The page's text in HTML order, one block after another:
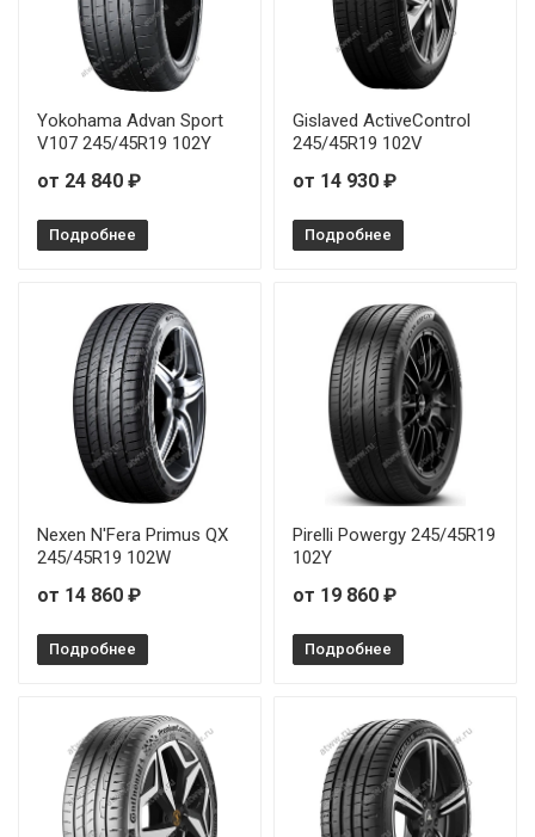
Ikon Tyres (Nokian Tyres) Autograph Ultra 2 275/35R19
100Y
Ikon Tyres (Nokian Tyres) Autograph Ultra 2 275/35R20
102Y
Yokohama Advan Sport
V107 245/45R19 102Y
от 24 840 ₽
Подробнее
Gislaved ActiveControl
245/45R19 102V
от 14 930 ₽
Подробнее
Nexen N'Fera Primus QX
245/45R19 102W
от 14 860 ₽
Подробнее
Pirelli Powergy 245/45R19
102Y
от 19 860 ₽
Подробнее